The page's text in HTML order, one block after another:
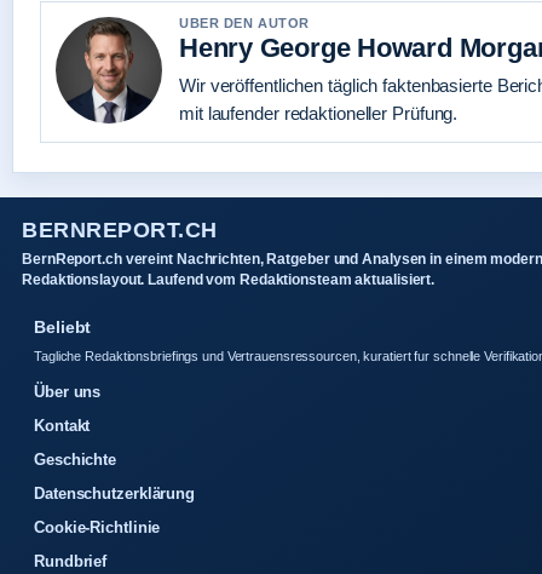
UBER DEN AUTOR
Henry George Howard
Wir veröffentlichen täglich faktenbasierte
mit laufender redaktioneller Prüfung.
BERNREPORT.CH
BernReport.ch vereint Nachrichten, Ratgeber und Analysen in einem
Redaktionslayout. Laufend vom Redaktionsteam aktualisiert.
Beliebt
Tagliche Redaktionsbriefings und Vertrauensressourcen, kuratiert fur schnelle
Über uns
Kontakt
Geschichte
Datenschutzerklärung
Cookie-Richtlinie
Rundbrief